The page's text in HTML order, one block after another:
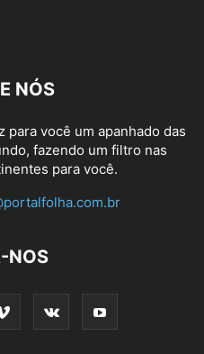
NÓS
para você um apanhado das
fazendo um filtro nas
para você.
NOS